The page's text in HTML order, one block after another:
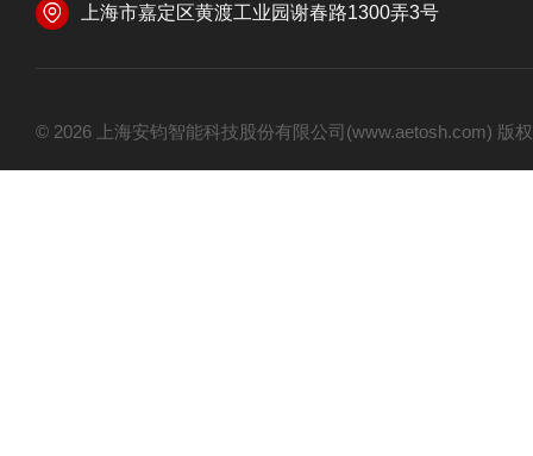
上海市嘉定区黄渡工业园谢春路1300弄3号
© 2026 上海安钧智能科技股份有限公司(www.aetosh.com)